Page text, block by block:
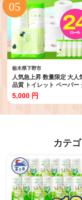
サワー パーティー 定期便
無料 下野 栃木 ふるさと納
栃木県下野市
人気急上昇 数量限定 大人
品質 トイレット ペーパー
12ロール入り 2パック ｜
ットペーパー 天然 やさし
耗品 生活用品 雑貨 まとめ
5,000 円
カテ